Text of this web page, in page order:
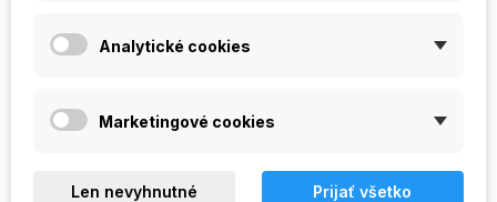
Analytické cookies
Marketingové cookies
Len nevyhnutné Prijať všetko